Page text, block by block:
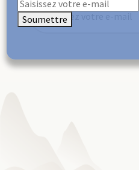
Soumettre